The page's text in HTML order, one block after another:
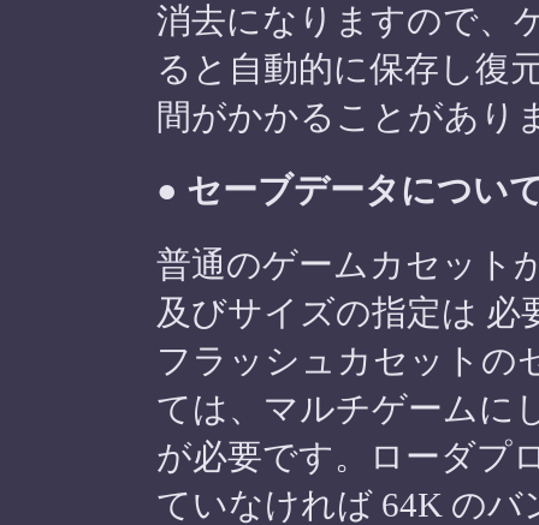
消去になりますので、
ると自動的に保存し復
間がかかることがあり
● セーブデータについ
普通のゲームカセット
及びサイズの指定は 必
フラッシュカセットの
ては、マルチゲームに
が必要です。ローダプ
ていなければ 64K のバ